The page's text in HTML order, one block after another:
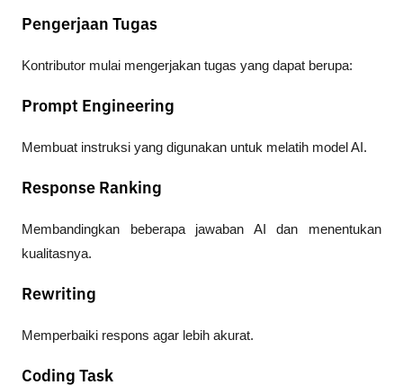
Pengerjaan Tugas
Kontributor mulai mengerjakan tugas yang dapat berupa:
Prompt Engineering
Membuat instruksi yang digunakan untuk melatih model AI.
Response Ranking
Membandingkan beberapa jawaban AI dan menentukan
kualitasnya.
Rewriting
Memperbaiki respons agar lebih akurat.
Coding Task